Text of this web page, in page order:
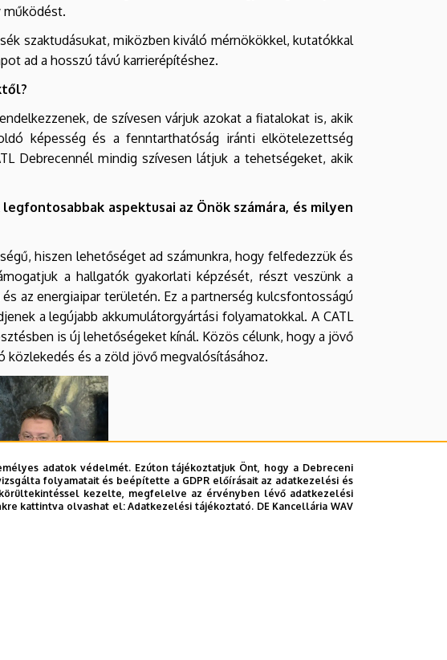
működést.
szaktudásukat, miközben kiváló mérnökökkel, kutatókkal
ad a hosszú távú karrierépítéshez.
de szívesen várjuk azokat a fiatalokat is, akik
képesség és a fenntarthatóság iránti elkötelezettség
Debrecennél mindig szívesen látjuk a tehetségeket, akik
aspektusai az Önök számára, és milyen
hiszen lehetőséget ad számunkra, hogy felfedezzük és
a hallgatók gyakorlati képzését, részt veszünk a
az energiaipar területén. Ez a partnerség kulcsfontosságú
a legújabb akkumulátorgyártási folyamatokkal. A CATL
is új lehetőségeket kínál. Közös célunk, hogy a jövő
közlekedés és a zöld jövő megvalósításához.
adatok védelmét. Ezúton tájékoztatjuk Önt, hogy a Debreceni
folyamatait és beépítette a GDPR előírásait az adatkezelési és
kezelte, megfelelve az érvényben lévő adatkezelési
kattintva olvashat el:Adatkezelési tájékoztató. DE Kancellária WAV